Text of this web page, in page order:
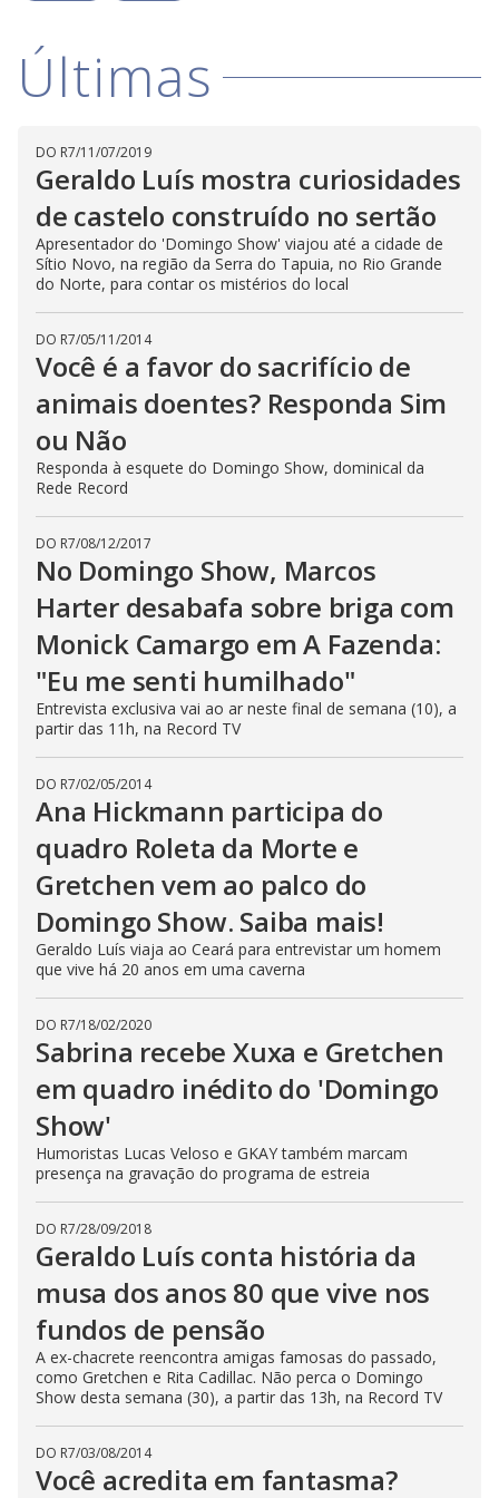
d
o
Últimas
DO R7/11/07/2019
Geraldo Luís mostra curiosidades
de castelo construído no sertão
Apresentador do 'Domingo Show' viajou até a cidade de
Sítio Novo, na região da Serra do Tapuia, no Rio Grande
do Norte, para contar os mistérios do local
DO R7/05/11/2014
Você é a favor do sacrifício de
animais doentes? Responda Sim
ou Não
Responda à esquete do Domingo Show, dominical da
Rede Record
DO R7/08/12/2017
No Domingo Show, Marcos
Harter desabafa sobre briga com
Monick Camargo em A Fazenda:
"Eu me senti humilhado"
Entrevista exclusiva vai ao ar neste final de semana (10), a
partir das 11h, na Record TV
DO R7/02/05/2014
Ana Hickmann participa do
quadro Roleta da Morte e
Gretchen vem ao palco do
Domingo Show. Saiba mais!
Geraldo Luís viaja ao Ceará para entrevistar um homem
que vive há 20 anos em uma caverna
DO R7/18/02/2020
Sabrina recebe Xuxa e Gretchen
em quadro inédito do 'Domingo
Show'
Humoristas Lucas Veloso e GKAY também marcam
presença na gravação do programa de estreia
DO R7/28/09/2018
Geraldo Luís conta história da
musa dos anos 80 que vive nos
fundos de pensão
A ex-chacrete reencontra amigas famosas do passado,
como Gretchen e Rita Cadillac. Não perca o Domingo
Show desta semana (30), a partir das 13h, na Record TV
DO R7/03/08/2014
Você acredita em fantasma?